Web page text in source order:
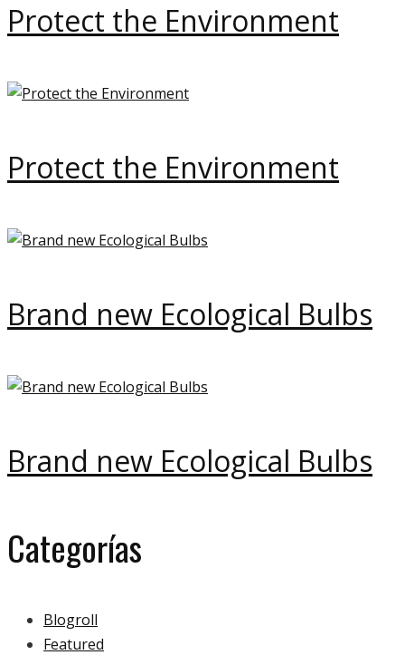
Protect the Environment
Protect the Environment
Brand new Ecological Bulbs
Brand new Ecological Bulbs
Categorías
Blogroll
Featured